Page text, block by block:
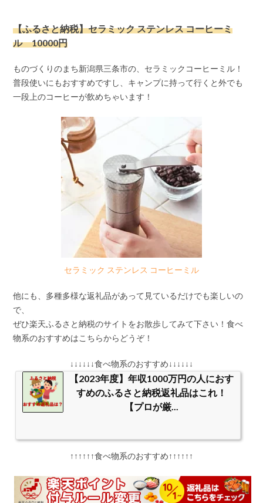
【ふるさと納税】セラミック ステンレス コーヒーミ
ル 10000円
ものづくりのまち新潟県三条市の、セラミックコーヒーミル！
普段使いにもおすすめですし、キャンプに持って行くと外でも
一段上のコーヒーが飲めちゃいます！
セラミック ステンレス コーヒーミル
他にも、多種多様な返礼品があって見ているだけでも楽しいの
で、
ぜひ楽天ふるさと納税のサイトをお散歩してみて下さい！食べ
物系のおすすめはこちらからどうぞ！
↓↓↓↓↓↓食べ物系のおすすめ↓↓↓↓↓↓
【2023年度】年収1000万円の人におす
すめのふるさと納税返礼品はこれ！
【プロが厳...
↑↑↑↑↑↑食べ物系のおすすめ↑↑↑↑↑↑